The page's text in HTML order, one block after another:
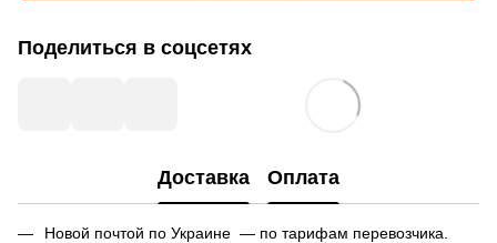
Поделиться в соцсетях
Доставка Оплата
Новой почтой по Украине — по тарифам перевозчика.